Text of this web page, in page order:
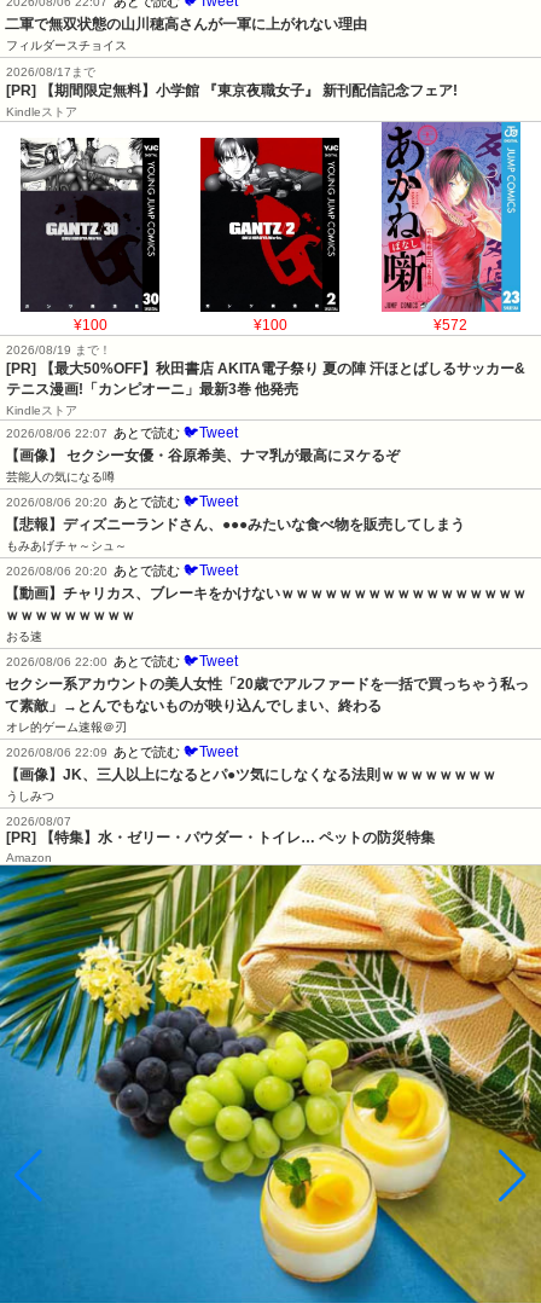
二軍で無双状態の山川穂高さんが一軍に上がれない理由
フィルダースチョイス
2026/08/17まで
[PR] 【期間限定無料】小学館 『東京夜職女子』 新刊配信記念フェア!
Kindleストア
¥100 ¥100 ¥572
2026/08/19 まで！
[PR] 【最大50%OFF】秋田書店 AKITA電子祭り 夏の陣 汗ほとばしるサッカー&
テニス漫画!「カンピオーニ」最新3巻 他発売
Kindleストア
2026/08/06 22:07
あとで読む 🐦Tweet
【画像】 セクシー女優・谷原希美、ナマ乳が最高にヌケるぞ
芸能人の気になる噂
2026/08/06 20:20
あとで読む 🐦Tweet
【悲報】ディズニーランドさん、●●●みたいな食べ物を販売してしまう
もみあげチャ～シュ～
2026/08/06 20:20
あとで読む 🐦Tweet
【動画】チャリカス、ブレーキをかけないｗｗｗｗｗｗｗｗｗｗｗｗｗｗｗｗｗ
ｗｗｗｗｗｗｗｗｗ
おる速
2026/08/06 22:00
あとで読む 🐦Tweet
セクシー系アカウントの美人女性「20歳でアルファードを一括で買っちゃう私っ
て素敵」→とんでもないものが映り込んでしまい、終わる
オレ的ゲーム速報＠刃
2026/08/06 22:09
あとで読む 🐦Tweet
【画像】JK、三人以上になるとパ●ツ気にしなくなる法則ｗｗｗｗｗｗｗｗ
うしみつ
2026/08/07
[PR] 【特集】水・ゼリー・パウダー・トイレ… ペットの防災特集
Amazon